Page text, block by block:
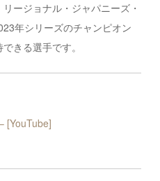
ージョナル・ジャパニーズ・
年シリーズのチャンピオン
きる選手です。
[YouTube]